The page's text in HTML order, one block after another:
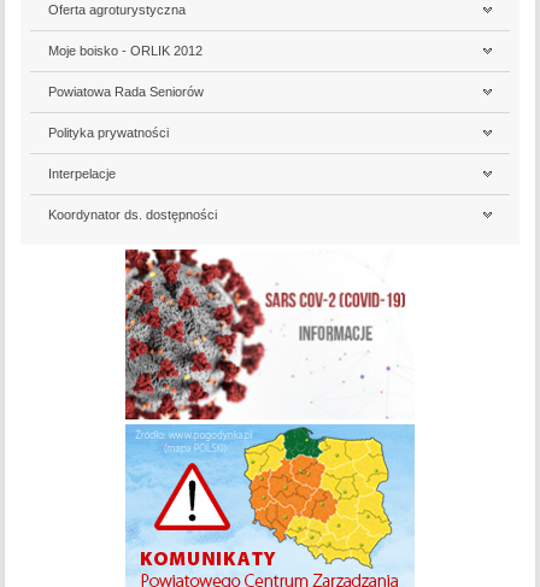
Oferta agroturystyczna
Moje boisko - ORLIK 2012
Powiatowa Rada Seniorów
Polityka prywatności
Interpelacje
Koordynator ds. dostępności